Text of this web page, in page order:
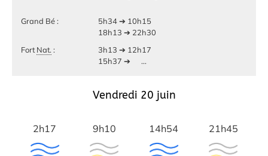
Grand Bé :
5h34 ➔ 10h15
18h13 ➔ 22h30
Fort Nat. :
3h13 ➔ 12h17
15h37 ➔
...
Vendredi 20 juin
2h17 9h10 14h54 21h45